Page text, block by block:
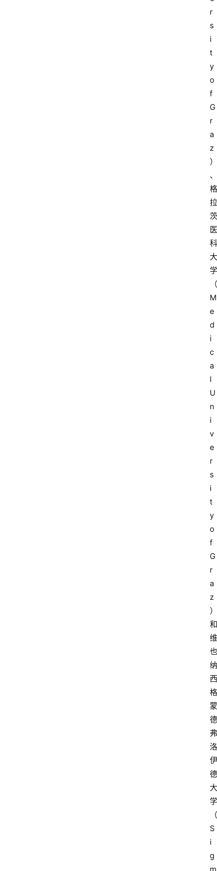
r
s
i
t
y
o
f
G
r
a
z
）
、
格
拉
茨
医
科
大
学
（
M
e
d
i
c
a
l
U
n
i
v
e
r
s
i
t
y
o
f
G
r
a
z
）
和
维
也
纳
西
格
蒙
德
弗
洛
伊
德
大
学
（
S
i
g
m